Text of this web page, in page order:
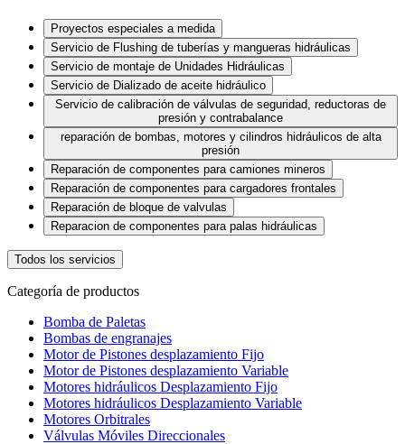
Proyectos especiales a medida
Servicio de Flushing de tuberías y mangueras hidráulicas
Servicio de montaje de Unidades Hidráulicas
Servicio de Dializado de aceite hidráulico
Servicio de calibración de válvulas de seguridad, reductoras de
presión y contrabalance
reparación de bombas, motores y cilindros hidráulicos de alta
presión
Reparación de componentes para camiones mineros
Reparación de componentes para cargadores frontales
Reparación de bloque de valvulas
Reparacion de componentes para palas hidráulicas
Todos los servicios
Categoría de productos
Bomba de Paletas
Bombas de engranajes
Motor de Pistones desplazamiento Fijo
Motor de Pistones desplazamiento Variable
Motores hidráulicos Desplazamiento Fijo
Motores hidráulicos Desplazamiento Variable
Motores Orbitrales
Válvulas Móviles Direccionales